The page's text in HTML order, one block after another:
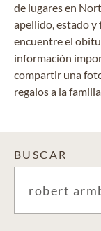
de lugares en
apellido, estado y
encuentre el
información
compartir una
regalos a la
BUSCAR